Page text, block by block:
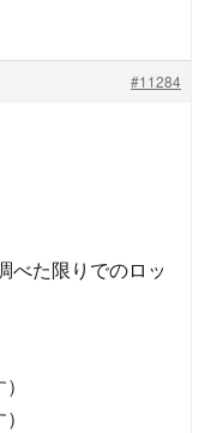
#11284
べた限りでのロッ